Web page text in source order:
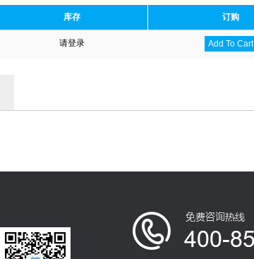
库存 订购
请登录 Add To Cart